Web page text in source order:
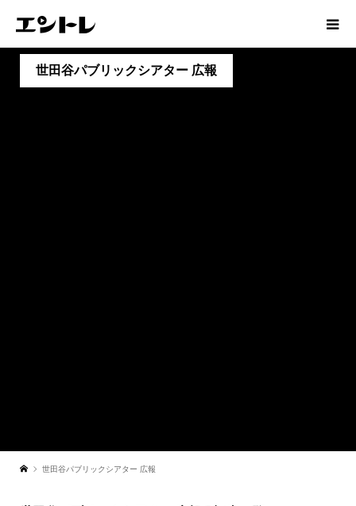
世田谷パブリックシアター 広報
世田谷パブリックシアター 広報